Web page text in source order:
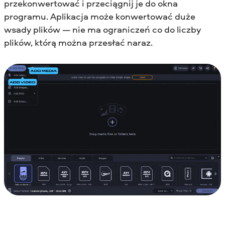
przekonwertować i przeciągnij je do okna
programu. Aplikacja może konwertować duże
wsady plików — nie ma ograniczeń co do liczby
plików, którą można przesłać naraz.